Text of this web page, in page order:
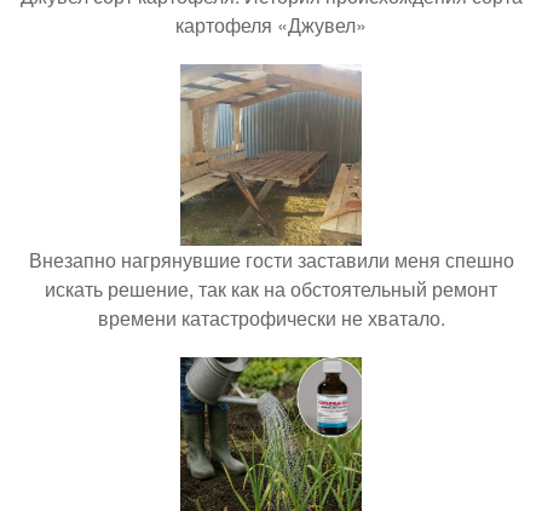
картофеля «Джувел»
Внезапно нагрянувшие гости заставили меня спешно
искать решение, так как на обстоятельный ремонт
времени катастрофически не хватало.